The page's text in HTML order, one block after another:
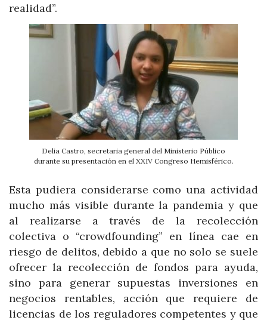
realidad”.
Delia Castro, secretaria general del Ministerio Público
durante su presentación en el XXIV Congreso Hemisférico.
Esta pudiera considerarse como una actividad
mucho más visible durante la pandemia y que
al realizarse a través de la recolección
colectiva o “crowdfounding” en línea cae en
riesgo de delitos, debido a que no solo se suele
ofrecer la recolección de fondos para ayuda,
sino para generar supuestas inversiones en
negocios rentables, acción que requiere de
licencias de los reguladores competentes y que